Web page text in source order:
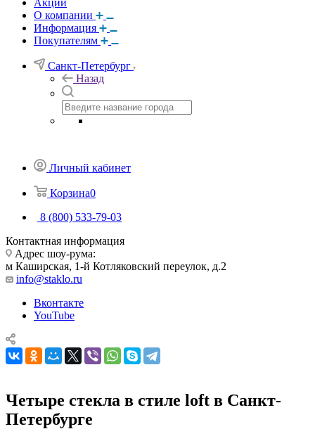
Акции
О компании
Информация
Покупателям
Санкт-Петербург
Назад
Личный кабинет
Корзина0
8 (800) 533-79-03
Контактная информация
Адрес шоу-рума:
м Каширская, 1-й Котляковский переулок, д.2
info@staklo.ru
Вконтакте
YouTube
Четыре стекла в стиле loft в Санкт-
Петербурге